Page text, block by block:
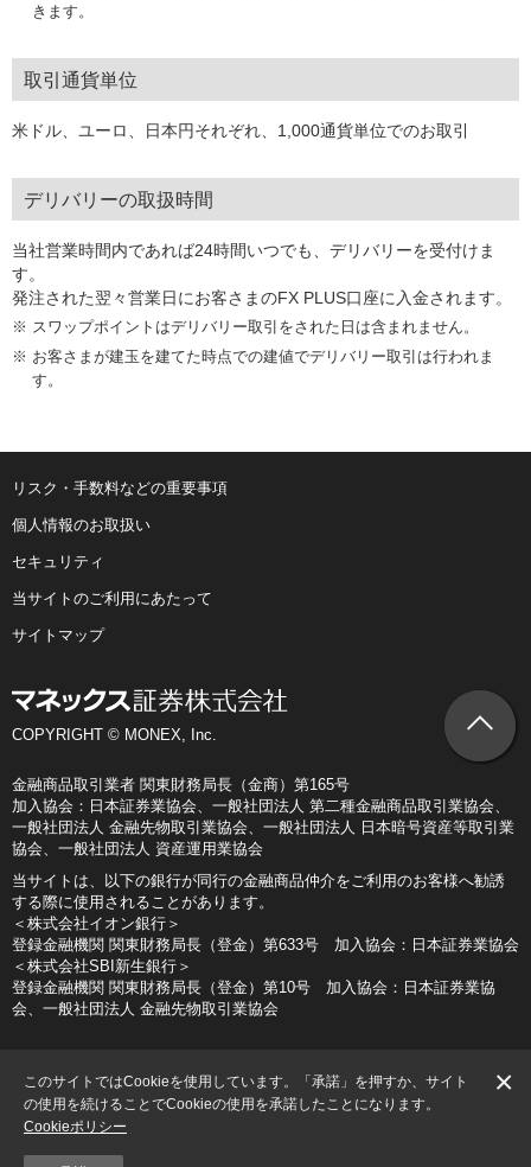
きます。
取引通貨単位
米ドル、ユーロ、日本円それぞれ、1,000通貨単位でのお取引
デリバリーの取扱時間
当社営業時間内であれば24時間いつでも、デリバリーを受付けま
す。
発注された翌々営業日にお客さまのFX PLUS口座に入金されます。
スワップポイントはデリバリー取引をされた日は含まれません。
お客さまが建玉を建てた時点での建値でデリバリー取引は行われま
す。
リスク・手数料などの重要事項
個人情報のお取扱い
セキュリティ
当サイトのご利用にあたって
サイトマップ
COPYRIGHT © MONEX, Inc.
金融商品取引業者 関東財務局長（金商）第165号
加入協会：日本証券業協会、一般社団法人 第二種金融商品取引業協会、
一般社団法人 金融先物取引業協会、一般社団法人 日本暗号資産等取引業
協会、一般社団法人 資産運用業協会
当サイトは、以下の銀行が同行の金融商品仲介をご利用のお客様へ勧誘
する際に使用されることがあります。
＜株式会社イオン銀行＞
登録金融機関 関東財務局長（登金）第633号 加入協会：日本証券業協会
＜株式会社SBI新生銀行＞
登録金融機関 関東財務局長（登金）第10号 加入協会：日本証券業協
会、一般社団法人 金融先物取引業協会
このサイトではCookieを使用しています。「承諾」を押すか、サイト
の使用を続けることでCookieの使用を承諾したことになります。
Cookieポリシー
×